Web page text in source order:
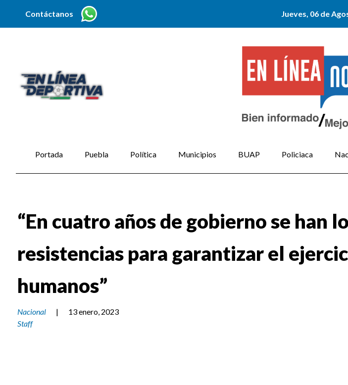
Contáctanos Jueves, 06 de
Portada Puebla Política Municipios BUAP Policiaca
“En cuatro años de gobierno se han
resistencias para garantizar el
humanos”
Nacional |
13 enero, 2023
Staff